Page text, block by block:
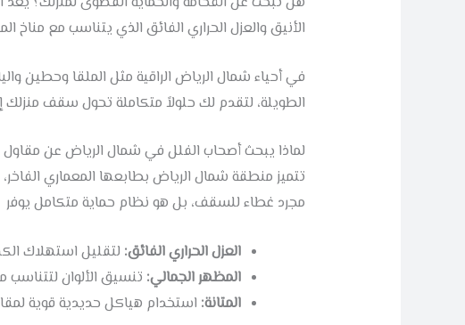
الأنيق والعزل الحراري الفائق الذي يتناسب مع مناخ
في أحياء شمال الرياض الراقية مثل الملقا وحطين
الطويلة، لتقدم لك حلولاً متكاملة تحول سقف منزلك
لماذا يبحث أصحاب الفلل في شمال الرياض عن
تتميز منطقة شمال الرياض بطابعها المعماري
مجرد غطاء للسقف، بل هو نظام حماية متكامل يوفر
العزل الحراري الفائق: لتقليل استهلاك
المظهر الجمالي: تنسيق الألوان لتتناسب
المتانة: استخدام هياكل حديدية قوية